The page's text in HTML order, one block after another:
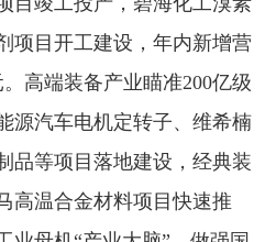
项目开工建设，年内新增营
高端装备产业瞄准200亿级
源汽车电机定转子、维希楠
品等项目落地建设，经典装
高温合金材料项目快速推